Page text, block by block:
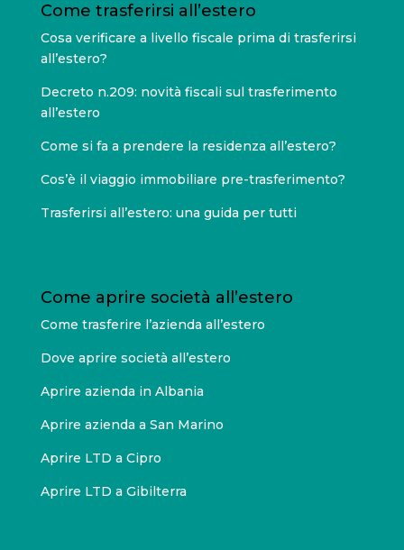
Come trasferirsi all’estero
Cosa verificare a livello fiscale prima di trasferirsi
all’estero?
Decreto n.209: novità fiscali sul trasferimento
all’estero
Come si fa a prendere la residenza all’estero?
Cos’è il viaggio immobiliare pre-trasferimento?
Trasferirsi all’estero: una guida per tutti
Come aprire società all’estero
Come trasferire l’azienda all’estero
Dove aprire società all’estero
Aprire azienda in Albania
Aprire azienda a San Marino
Aprire LTD a Cipro
Aprire LTD a Gibilterra